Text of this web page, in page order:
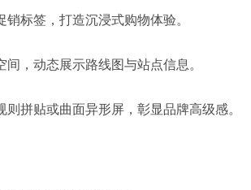
标签，打造沉浸式购物体验。
，动态展示路线图与站点信息。
拼贴或曲面异形屏，彰显品牌高级感。